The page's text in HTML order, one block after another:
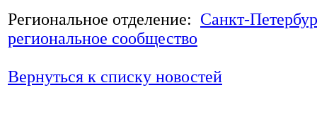
Региональное отделение: Санкт-
региональное сообщество
Вернуться к списку новостей